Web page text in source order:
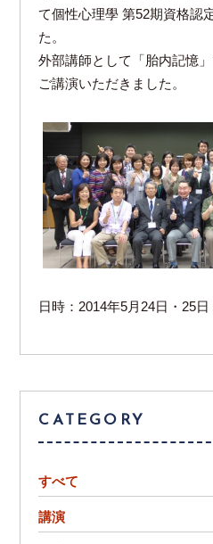
て個性心理學 第52期資格認
た。
外部講師として「胎内記憶
ご講演いただきました。
日時：2014年5月24日・25
CATEGORY
すべて
講演